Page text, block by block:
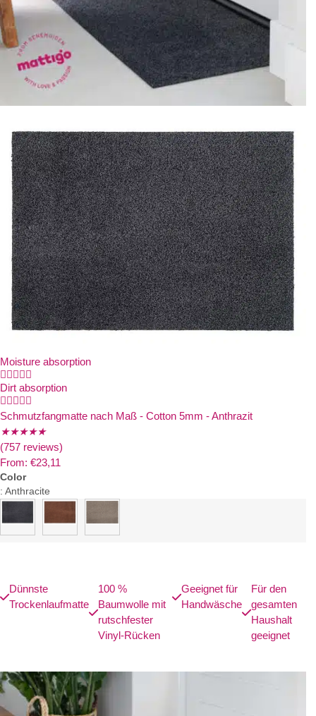
Moisture absorption

Dirt absorption

Schmutzfangmatte nach Maß - Cotton 5mm - Anthrazit
★★★★★
(757 reviews)
From: €23,11
Color
: Anthracite
Dünnste
Trockenlaufmatte
100 %
Baumwolle mit
rutschfester
Vinyl-Rücken
Geeignet für
Handwäsche
Für den
gesamten
Haushalt
geeignet